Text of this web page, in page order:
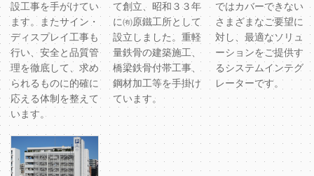
設工事を手がけてい
ます。またサイン・
ディスプレイ工事も
行い、安全と品質管
理を徹底して、求め
られるものに的確に
応える体制を整えて
います。
て創立、昭和３３年
に㈲原鐵工所として
設立しました。重軽
量鉄骨の建築施工、
橋梁鉄骨付帯工事、
鋼材加工等を手掛け
ています。
ではカバーできない
さまざまなご要望に
対し、最適なソリュ
ーションをご提供す
るシステムインテグ
レーターです。